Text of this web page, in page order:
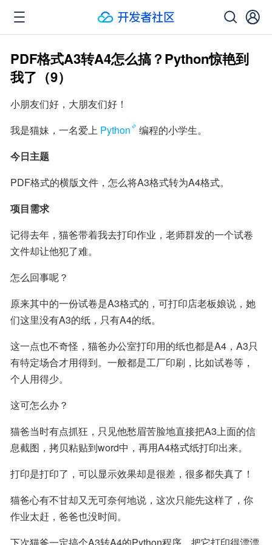
PDF格式A3转A4怎么搞？Python惊艳到
我了（9）
小朋友们好，大朋友们好！
我是猫妹，一名爱上 Python
编程的小学生。
今日主题
PDF格式的横版文件，怎么将A3格式转为A4格式。
项目需求
记得去年，猫爸带着我去打印作业，老师群发的一个试卷
文件却让他犯了难。
怎么回事呢？
原来其中的一份试卷是A3格式的，可打印店老板娘说，她
们这里没有A3的纸，只有A4的纸。
这一点也不奇怪，猫爸办公室打印用的纸也都是A4，A3只
有特定场合才用得到。一般都是工厂印刷，比如试卷等，
个人用得少。
这可怎么办？
猫爸当时有点抓狂，只见他愁眉苦脸地直接把A3上面的信
息截图，拷贝粘贴到word中，再用A4格式纸打印出来。
打印是打印了，可以显示效果却是很差，很多都失真了！
猫爸心有不甘却又无可奈何地说，这次只能先这样了，你
作业太赶，爸爸也没时间。